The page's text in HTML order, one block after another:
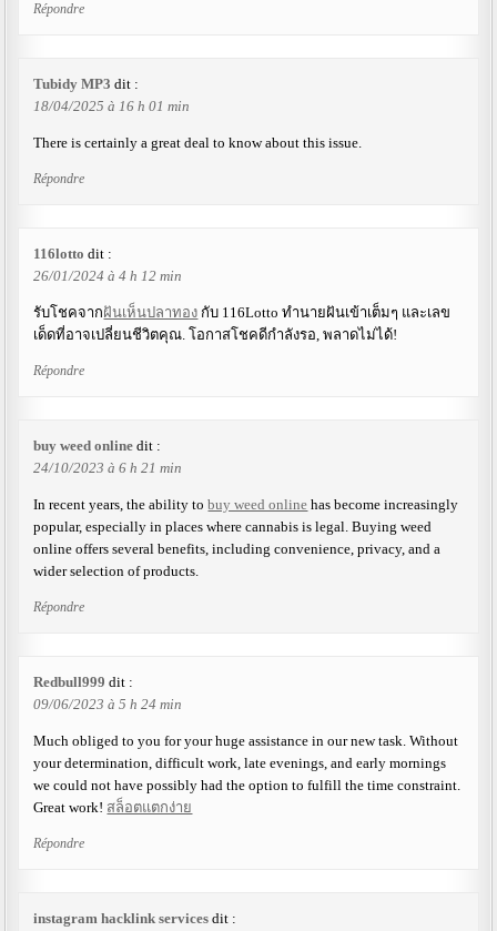
Répondre
Tubidy MP3 dit :
18/04/2025 à 16 h 01 min
There is certainly a great deal to know about this issue.
Répondre
116lotto dit :
26/01/2024 à 4 h 12 min
รับโชคจากฝันเห็นปลาทอง กับ 116Lotto ทำนายฝันเข้าเต็มๆ และเลข
เด็ดที่อาจเปลี่ยนชีวิตคุณ. โอกาสโชคดีกำลังรอ, พลาดไม่ได้!
Répondre
buy weed online dit :
24/10/2023 à 6 h 21 min
In recent years, the ability tobuy weed online has become increasingly
popular, especially in places where cannabis is legal. Buying weed
online offers several benefits, including convenience, privacy, and a
wider selection of products.
Répondre
Redbull999 dit :
09/06/2023 à 5 h 24 min
Much obliged to you for your huge assistance in our new task. Without
your determination, difficult work, late evenings, and early mornings
we could not have possibly had the option to fulfill the time constraint.
Great work! สล็อตแตกง่าย
Répondre
instagram hacklink services dit :